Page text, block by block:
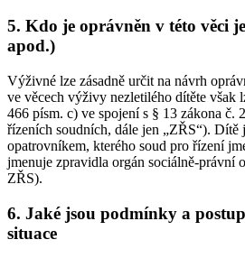
5. Kdo je oprávněn v této věci
apod.)
Výživné lze zásadně určit na návrh
ve věcech výživy nezletilého dítěte však
466 písm. c) ve spojení s § 13 zákona č.
řízeních soudních, dále jen „ZŘS“). Dítě
opatrovníkem, kterého soud pro řízení
jmenuje zpravidla orgán sociálně-právní
ZŘS).
6. Jaké jsou podmínky a
situace